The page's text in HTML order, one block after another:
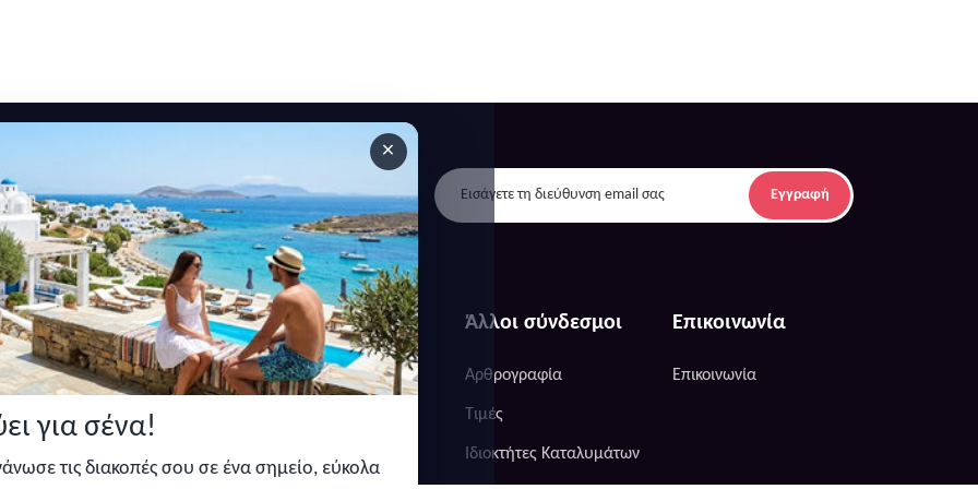
×
για σένα!
τις διακοπές σου σε ένα σημείο, εύκολα
και άρθρα.
Εγγραφή
Γρήγοροι
σύνδεσμοι
Κατηγορίες
Καταλύματα
Άλλοι σύνδεσμοι
Αρθρογραφία
Τιμές
Ιδιοκτήτες Καταλυμάτων
Επικοινωνία
Επικοινωνία